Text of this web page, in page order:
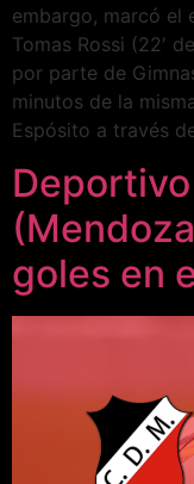
embargo, marcó el
Tomas Rossi (22′
por parte de
minutos de la
Espósito a través
goles en